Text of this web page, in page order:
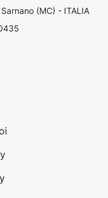
(MC) - ITALIA